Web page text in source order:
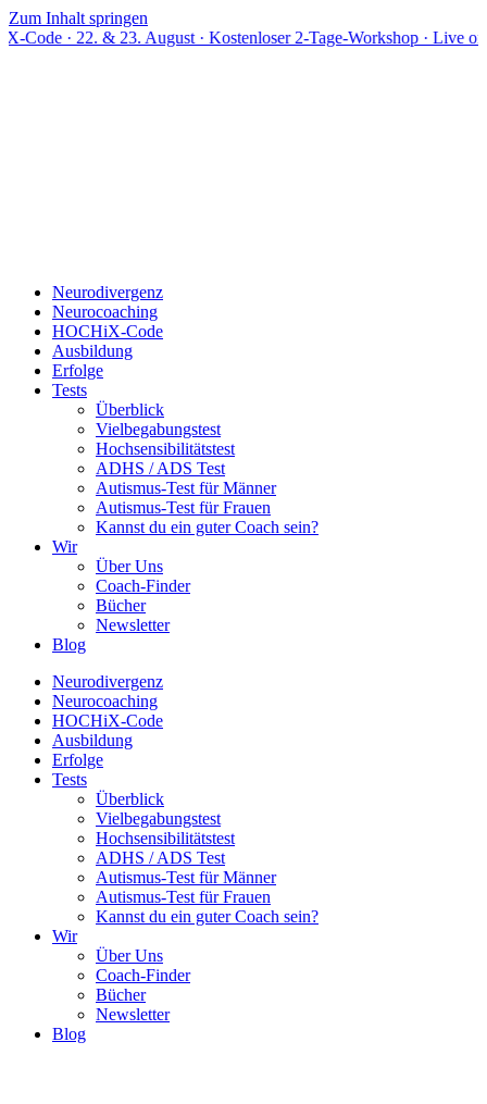
Zum Inhalt springen
& 23. August · Kostenloser 2-Tage-Workshop · Live online
Neurodivergenz
Neurocoaching
HOCHiX-Code
Ausbildung
Erfolge
Tests
Überblick
Vielbegabungstest
Hochsensibilitätstest
ADHS / ADS Test
Autismus-Test für Männer
Autismus-Test für Frauen
Kannst du ein guter Coach sein?
Wir
Über Uns
Coach-Finder
Bücher
Newsletter
Blog
Neurodivergenz
Neurocoaching
HOCHiX-Code
Ausbildung
Erfolge
Tests
Überblick
Vielbegabungstest
Hochsensibilitätstest
ADHS / ADS Test
Autismus-Test für Männer
Autismus-Test für Frauen
Kannst du ein guter Coach sein?
Wir
Über Uns
Coach-Finder
Bücher
Newsletter
Blog